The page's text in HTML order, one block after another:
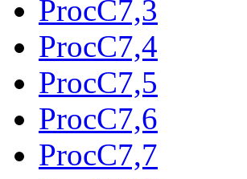
ProcC7,3
ProcC7,4
ProcC7,5
ProcC7,6
ProcC7,7